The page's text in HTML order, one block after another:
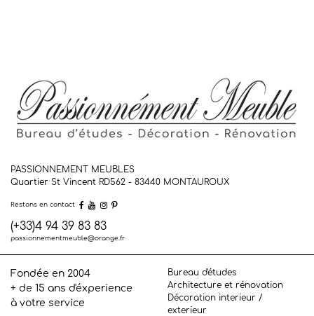
PASSIONNEMENT MEUBLES
Quartier St Vincent RD562 - 83440 MONTAUROUX
Restons en contact
(+33)4 94 39 83 83
passionnementmeuble@orange.fr
Fondée en 2004
+ de 15 ans d'éxperience
à votre service
Bureau d'études
Architecture et rénovation
Décoration interieur /
exterieur